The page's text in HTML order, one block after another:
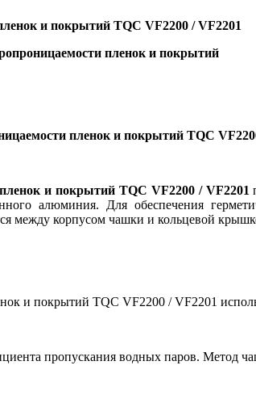
и покрытий TQC VF2200 / VF2201
пленок и покрытий
пленок и покрытий TQC
и покрытий TQC VF2200 / VF2201
алюминия. Для обеспечения
между корпусом чашки и кольцевой
и покрытий TQC VF2200 / VF2201
пропускания водных паров. Метод